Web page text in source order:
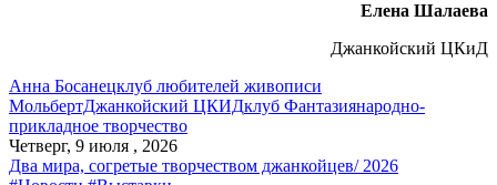
Елена Шалаева
Джанкойский ЦКиД
Анна Босанецклуб любителей живописи
МольбертДжанкойский ЦКИДклуб Фантазиянародно-
прикладное творчество
Четверг, 9 июля , 2026
Два мира, согретые творчеством джанкойцев/ 2026